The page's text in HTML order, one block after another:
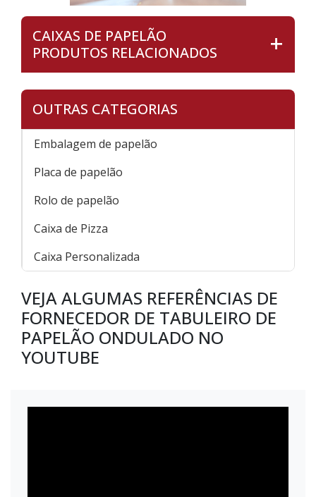
CAIXAS DE PAPELÃO
PRODUTOS RELACIONADOS
OUTRAS CATEGORIAS
Embalagem de papelão
Placa de papelão
Rolo de papelão
Caixa de Pizza
Caixa Personalizada
VEJA ALGUMAS REFERÊNCIAS DE
FORNECEDOR DE TABULEIRO DE
PAPELÃO ONDULADO NO
YOUTUBE